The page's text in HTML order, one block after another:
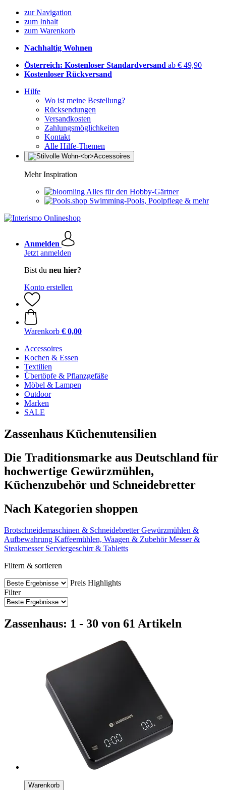
zur Navigation
zum Inhalt
zum Warenkorb
Nachhaltig Wohnen
Österreich: Kostenloser Standardversand ab € 49,90
Kostenloser Rückversand
Hilfe
Wo ist meine Bestellung?
Rücksendungen
Versandkosten
Zahlungsmöglichkeiten
Kontakt
Alle Hilfe-Themen
Mehr Inspiration
Alles für den Hobby-Gärtner
Swimming-Pools, Poolpflege & mehr
Anmelden
Jetzt anmelden
Bist du neu hier?
Konto erstellen
Warenkorb € 0,00
Accessoires
Kochen & Essen
Textilien
Übertöpfe & Pflanzgefäße
Möbel & Lampen
Outdoor
Marken
SALE
Zassenhaus Küchenutensilien
Die Traditionsmarke aus Deutschland für
hochwertige Gewürzmühlen,
Küchenzubehör und Schneidebretter
Nach Kategorien shoppen
Brotschneidemaschinen & Schneidebretter Gewürzmühlen &
Aufbewahrung Kaffeemühlen, Waagen & Zubehör Messer &
Steakmesser Serviergeschirr & Tabletts
Filtern & sortieren
Preis Highlights
Filter
Zassenhaus: 1 - 30 von 61 Artikeln
Warenkorb